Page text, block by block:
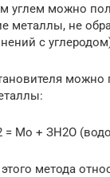
углем можно
металлы, не
с
Мо + ЗН2O
метода